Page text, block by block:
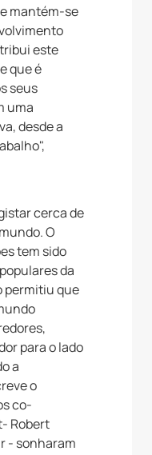
mantém-se
este
que é
seus
uma
desde a
cerca de
O
tem sido
da
permitiu que
para o lado
a
o
co-
Robert
- sonharam